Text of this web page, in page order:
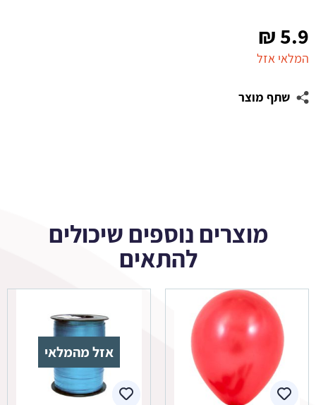
5.9
₪
המלאי אזל
שתף מוצר
מוצרים נוספים שיכולים
להתאים
אזל מהמלאי